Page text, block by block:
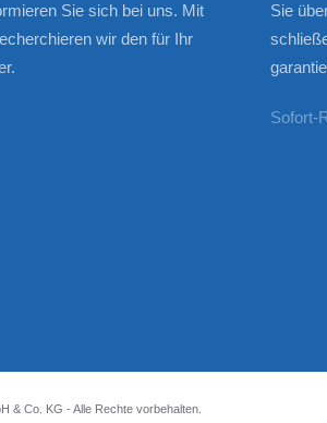
Sie sich bei uns. Mit
wir den für Ihr
Sie
Sofort-
& Co. KG - Alle Rechte vorbehalten.